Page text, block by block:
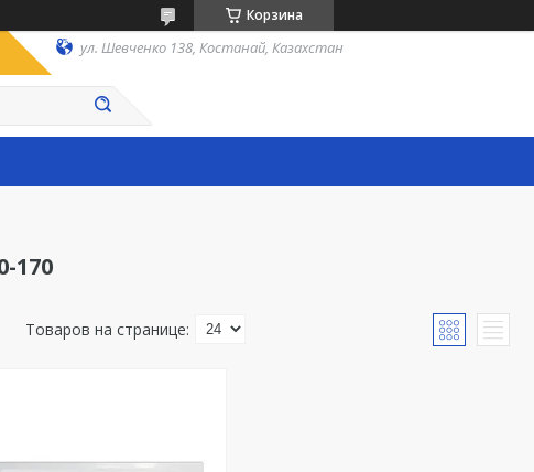
Корзина
ул. Шевченко 138, Костанай, Казахстан
170